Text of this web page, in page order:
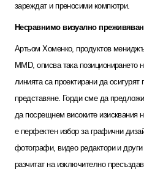
зареждат и преносими компютри.
Несравнимо визуално
Артьом Хоменко, продуктов
MMD,описва така позиционирането
линията са проектирани да осигурят
представяне. Горди сме да
да посрещнем високите
е перфектен избор за графични
фотографи, видео редактори и
разчитат на изключително